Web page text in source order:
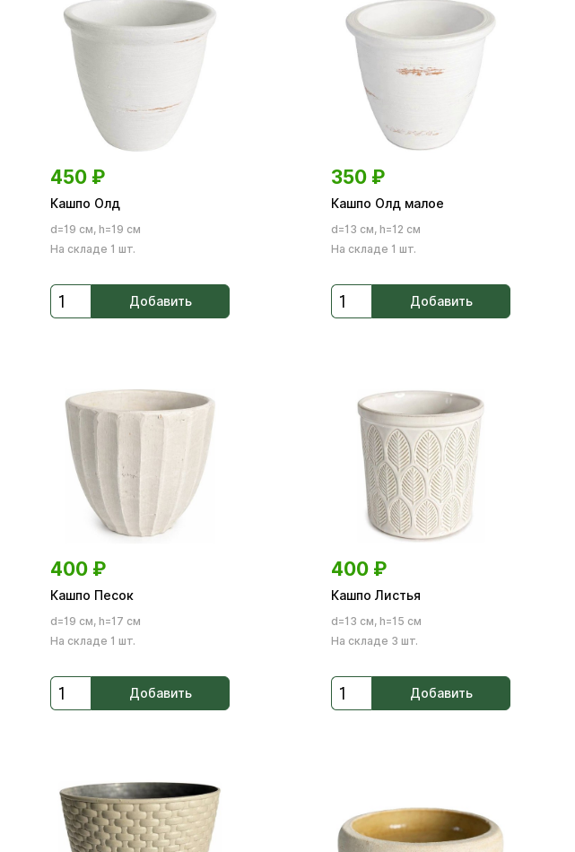
450 ₽
Кашпо Олд
d=19 см, h=19 см
На складе 1 шт.
Добавить
350 ₽
Кашпо Олд малое
d=13 см, h=12 см
На складе 1 шт.
Добавить
400 ₽
Кашпо Песок
d=19 см, h=17 см
На складе 1 шт.
Добавить
400 ₽
Кашпо Листья
d=13 см, h=15 см
На складе 3 шт.
Добавить